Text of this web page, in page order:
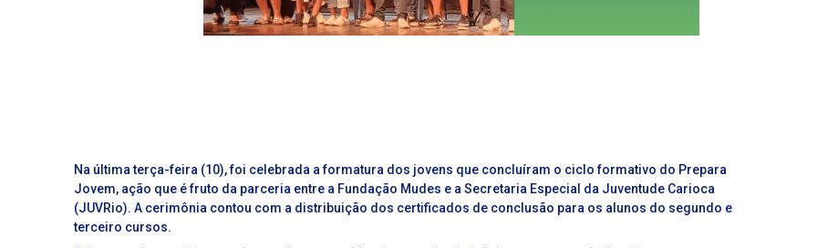
Na última terça-feira (10), foi celebrada a formatura dos jovens que concluíram o ciclo formativo do Prepara
Jovem, ação que é fruto da parceria entre a Fundação Mudes e a Secretaria Especial da Juventude Carioca
(JUVRio). A cerimônia contou com a distribuição dos certificados de conclusão para os alunos do segundo e
terceiro cursos.